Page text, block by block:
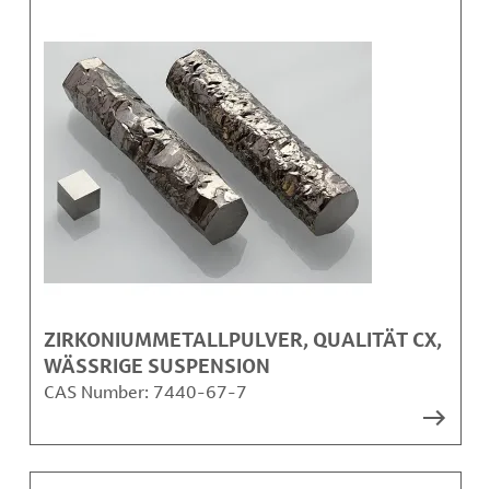
ZIRKONIUMMETALLPULVER, QUALITÄT CX,
WÄSSRIGE SUSPENSION
CAS Number: 7440-67-7